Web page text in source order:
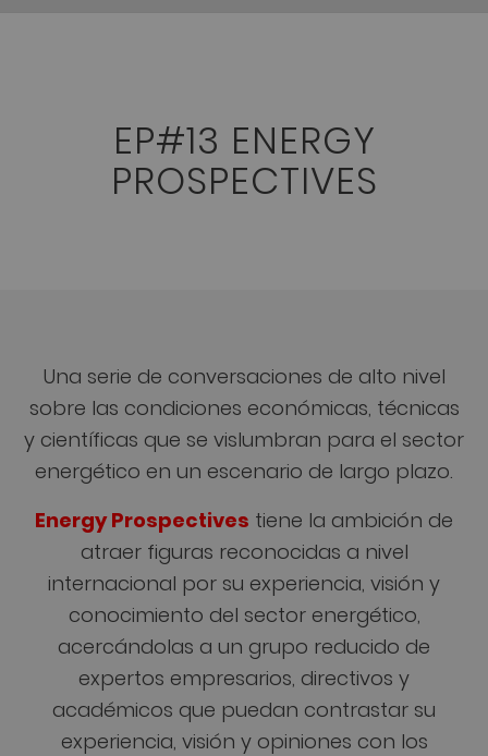
EP#13 ENERGY
PROSPECTIVES
Una serie de conversaciones de alto nivel
sobre las condiciones económicas, técnicas
y científicas que se vislumbran para el sector
energético en un escenario de largo plazo.
Energy Prospectives tiene la ambición de
atraer figuras reconocidas a nivel
internacional por su experiencia, visión y
conocimiento del sector energético,
acercándolas a un grupo reducido de
expertos empresarios, directivos y
académicos que puedan contrastar su
experiencia, visión y opiniones con los